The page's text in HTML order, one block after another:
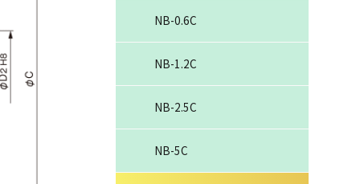
NB-0.6C
NB-1.2C
NB-2.5C
NB-5C